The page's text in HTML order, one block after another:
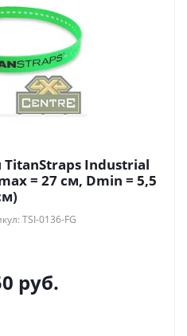
Industrial
= 27 см, Dmin = 5,5
TSI-0136-FG
руб.